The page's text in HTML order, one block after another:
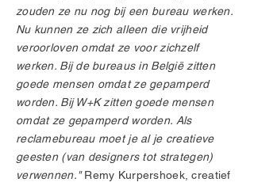
zouden ze nu nog bij een bureau werken.
Nu kunnen ze zich alleen die vrijheid
veroorloven omdat ze voor zichzelf
werken. Bij de bureaus in België zitten
goede mensen omdat ze gepamperd
worden. Bij W+K zitten goede mensen
omdat ze gepamperd worden. Als
reclamebureau moet je al je creatieve
geesten (van designers tot strategen)
verwennen."Remy Kurpershoek, creatief